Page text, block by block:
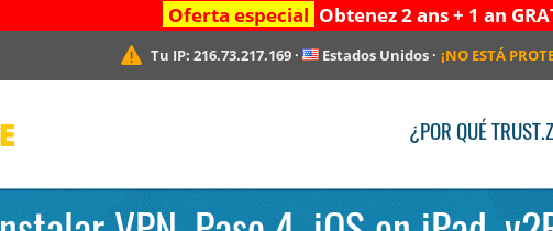
Oferta especial Obtenez 2 ans + 1 an
Tu IP: 216.73.217.169· Estados Unidos· ¡NO ESTÁ
¿POR QUÉ